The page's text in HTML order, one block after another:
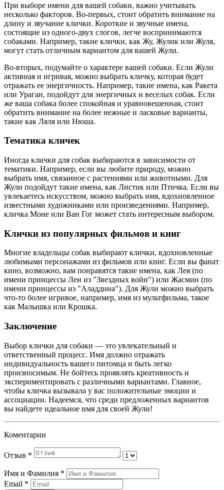
При выборе имени для вашей собаки, важно учитывать
несколько факторов. Во-первых, стоит обратить внимание на
длину и звучание клички. Короткие и звучные имена,
состоящие из одного-двух слогов, легче воспринимаются
собаками. Например, такие клички, как Жу, Жулик или Жуля,
могут стать отличным вариантом для вашей Жули.
Во-вторых, подумайте о характере вашей собаки. Если Жули
активная и игривая, можно выбрать кличку, которая будет
отражать ее энергичность. Например, такие имена, как Ракета
или Ураган, подойдут для энергичных и веселых собак. Если
же ваша собака более спокойная и уравновешенная, стоит
обратить внимание на более нежные и ласковые варианты,
такие как Ляля или Нюша.
Тематика кличек
Иногда клички для собак выбираются в зависимости от
тематики. Например, если вы любите природу, можно
выбрать имя, связанное с растениями или животными. Для
Жули подойдут такие имена, как Листик или Птичка. Если вы
увлекаетесь искусством, можно выбрать имя, вдохновленное
известными художниками или произведениями. Например,
кличка Моне или Ван Гог может стать интересным выбором.
Клички из популярных фильмов и книг
Многие владельцы собак выбирают клички, вдохновленные
любимыми персонажами из фильмов или книг. Если вы фанат
кино, возможно, вам понравятся такие имена, как Лея (по
имени принцессы Леи из "Звездных войн") или Жасмин (по
имени принцессы из "Аладдина"). Для Жули можно выбрать
что-то более игривое, например, имя из мультфильма, такое
как Малышка или Крошка.
Заключение
Выбор клички для собаки — это увлекательный и
ответственный процесс. Имя должно отражать
индивидуальность вашего питомца и быть легко
произносимым. Не бойтесь проявлять креативность и
экспериментировать с различными вариантами. Главное,
чтобы кличка вызывала у вас положительные эмоции и
ассоциации. Надеемся, что среди предложенных вариантов
вы найдете идеальное имя для своей Жули!
Коментарии
Отзыв *
Имя и Фамилия *
Email *